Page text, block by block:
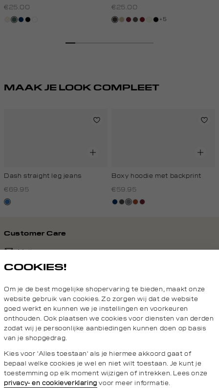
€25.00
kit,groen,
donkerblauw
zwart
€25.00
choco
lichtzand
bordeaux
bos,rood,
wit,zwart
+5
MAAK JE LOOK COMPLEET
Dash straight leg jeans
€69.95
blauw,
Boxy hoodie met backprint
€59.95
donkerblauw
donkergrijs
middengrijs
bruinbordeaux
Customer Care
Mail ons
Van maandag t/m vrijdag van 8.30 uur tot 18.00 uur.
Service
COOKIES!
Om je de best mogelijke shopervaring te bieden, maakt onze
website gebruik van cookies. Zo zorgen wij dat de website
goed werkt en kunnen we je instellingen en voorkeuren
onthouden. Ook plaatsen we cookies voor diensten van derden
zodat wij je persoonlijke aanbiedingen kunnen doen op basis
van je shopgedrag.
Kies voor 'Alles toestaan' als je hiermee akkoord gaat of
bepaal welke cookies je wel en niet wilt toestaan. Je kunt je
toestemming op elk moment wijzigen of intrekken. Lees onze
privacy- en cookieverklaring voor meer informatie.